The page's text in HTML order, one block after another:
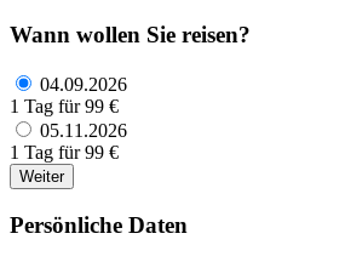
Wann wollen Sie reisen?
04.09.2026
1 Tag für 99 €
05.11.2026
1 Tag für 99 €
Weiter
Persönliche Daten